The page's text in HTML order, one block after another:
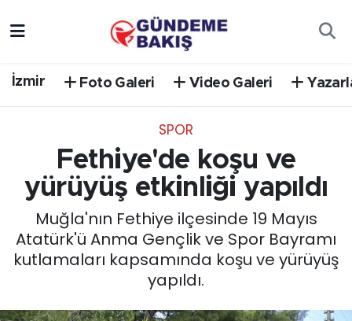
İzmir Foto Galeri Video Galeri
SPOR
Fethiye'de koşu ve
yürüyüş etkinliği yapıldı
Muğla'nın Fethiye ilçesinde 19 Mayıs
Atatürk'ü Anma Gençlik ve Spor Bayramı
kutlamaları kapsamında koşu ve yürüyüş
yapıldı.
EGE
EĞİTİM
EKONOMİ
Süper Lig Puan Durumu ve Fikstür
Tüm Manşetler
Son Dakika Haberleri